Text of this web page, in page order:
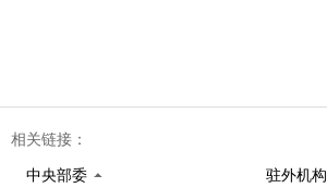
相关链接：
中央部委 驻外机构